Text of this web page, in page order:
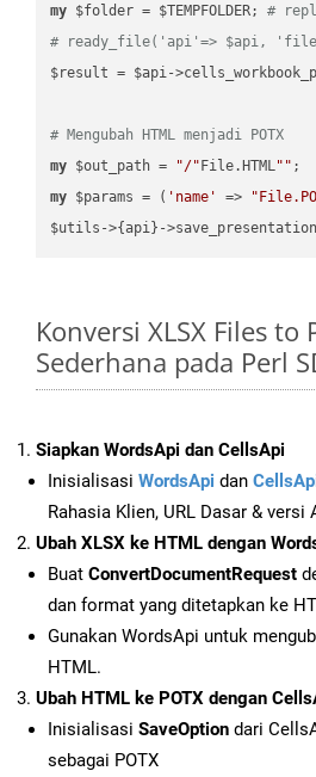
my $folder = $TEMPFOLDER; #
# ready_file('api'=> $api,
$result = $api-
# Mengubah HTML menjadi POTX
my $out_path = "/" File.HTML""
my $params = ( 'name' =>
Konversi XLSX Files to
Sederhana pada Perl
Siapkan WordsApi dan CellsApi
Inisialisasi WordsApi dan
Rahasia Klien, URL Dasar & versi
Ubah XLSX ke HTML dengan
Buat ConvertDocumentRequest
dan format yang ditetapkan ke
Gunakan WordsApi untuk
HTML.
Ubah HTML ke POTX dengan
Inisialisasi SaveOption dari
sebagai POTX